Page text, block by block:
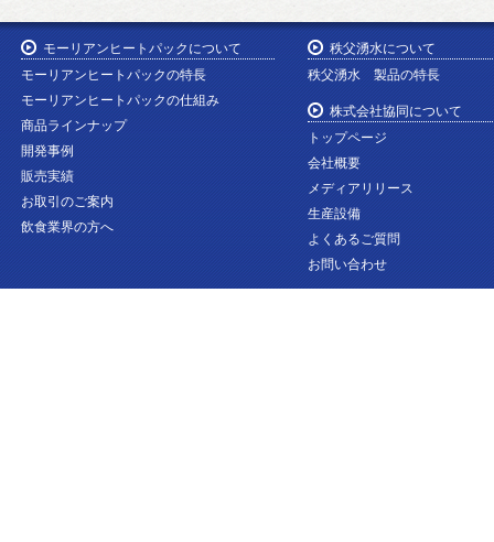
モーリアンヒートパックについて
モーリアンヒートパックの特長
モーリアンヒートパックの仕組み
商品ラインナップ
開発事例
販売実績
お取引のご案内
飲食業界の方へ
秩父湧水について
秩父湧水 製品の特長
株式会社協同について
トップページ
会社概要
メディアリリース
生産設備
よくあるご質問
お問い合わせ